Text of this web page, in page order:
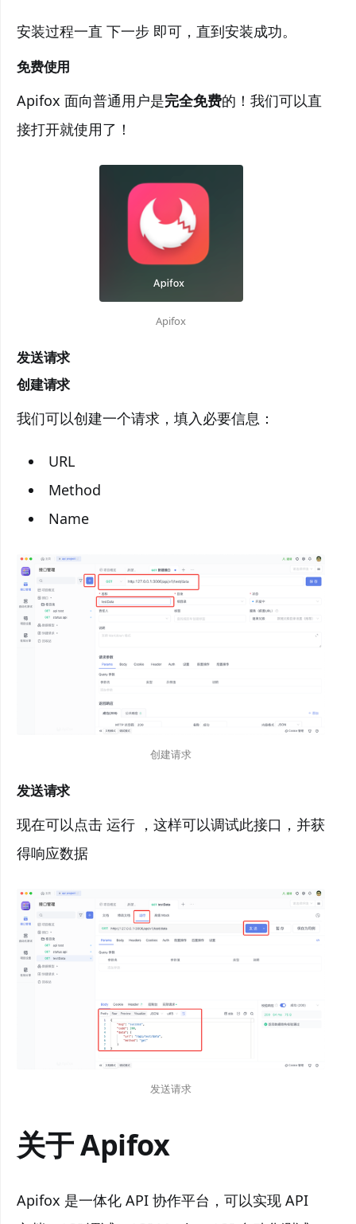
安装过程一直 下一步 即可，直到安装成功。
免费使用
Apifox 面向普通用户是完全免费的！我们可以直
接打开就使用了！
Apifox
发送请求
创建请求
我们可以创建一个请求，填入必要信息：
URL
Method
Name
创建请求
发送请求
现在可以点击 运行 ，这样可以调试此接口，并获
得响应数据
发送请求
关于 Apifox
Apifox 是一体化 API 协作平台，可以实现 API